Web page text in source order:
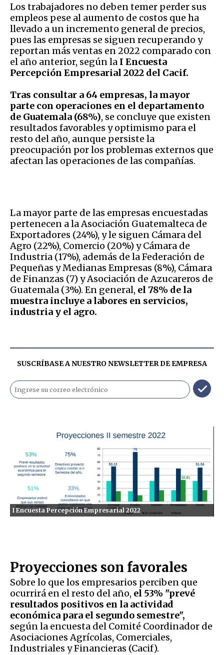
Los trabajadores no deben temer perder sus
empleos pese al aumento de costos que ha
llevado a un incremento general de precios,
pues las empresas se siguen recuperando y
reportan más ventas en 2022 comparado con
el año anterior, según la I Encuesta
Percepción Empresarial 2022 del Cacif.
Tras consultar a 64 empresas, la mayor
parte con operaciones en el departamento
de Guatemala (68%), se concluye que existen
resultados favorables y optimismo para el
resto del año, aunque persiste la
preocupación por los problemas externos que
afectan las operaciones de las compañías.
La mayor parte de las empresas encuestadas
pertenecen a la Asociación Guatemalteca de
Exportadores (24%), y le siguen Cámara del
Agro (22%), Comercio (20%) y Cámara de
Industria (17%), además de la Federación de
Pequeñas y Medianas Empresas (8%), Cámara
de Finanzas (7) y Asociación de Azucareros de
Guatemala (3%). En general, el 78% de la
muestra incluye a labores en servicios,
industria y el agro.
SUSCRÍBASE A NUESTRO NEWSLETTER DEEMPRESA
I Encuesta Percepción Empresarial 2022
Proyecciones son favorales
Sobre lo que los empresarios perciben que
ocurrirá en el resto del año, el 53% "prevé
resultados positivos en la actividad
económica para el segundo semestre",
según la encuesta del Comité Coordinador de
Asociaciones Agrícolas, Comerciales,
Industriales y Financieras (Cacif).